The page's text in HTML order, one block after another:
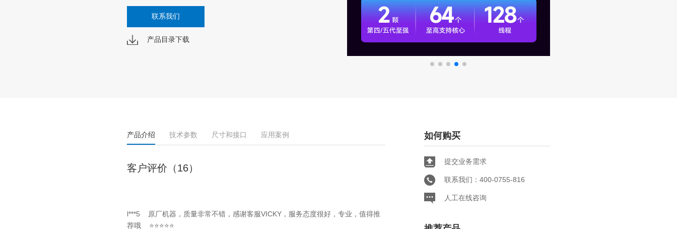
联系我们
产品目录下载
产品介绍 技术参数 尺寸和接口 应用案例
客户评价（16）
l***5 原厂机器，质量非常不错，感谢客服VICKY，服务态度很好，专业，值得推
荐哦 ⭐⭐⭐⭐⭐
如何购买
提交业务需求
联系我们：400-0755-816
人工在线咨询